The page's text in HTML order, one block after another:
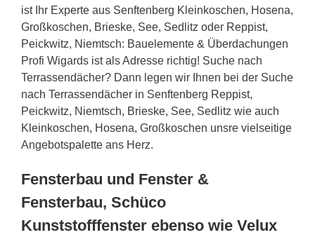
ist Ihr Experte aus Senftenberg Kleinkoschen, Hosena,
Großkoschen, Brieske, See, Sedlitz oder Reppist,
Peickwitz, Niemtsch: Bauelemente & Überdachungen
Profi Wigards ist als Adresse richtig! Suche nach
Terrassendächer? Dann legen wir Ihnen bei der Suche
nach Terrassendächer in Senftenberg Reppist,
Peickwitz, Niemtsch, Brieske, See, Sedlitz wie auch
Kleinkoschen, Hosena, Großkoschen unsre vielseitige
Angebotspalette ans Herz.
Fensterbau und Fenster &
Fensterbau, Schüco
Kunststofffenster ebenso wie Velux